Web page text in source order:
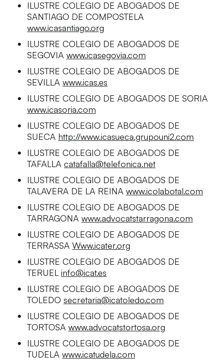
ILUSTRE COLEGIO DE ABOGADOS DE
SANTIAGO DE COMPOSTELA
www.icasantiago.org
ILUSTRE COLEGIO DE ABOGADOS DE
SEGOVIA www.icasegovia.com
ILUSTRE COLEGIO DE ABOGADOS DE
SEVILLA www.icas.es
ILUSTRE COLEGIO DE ABOGADOS DE SORIA
www.icasoria.com
ILUSTRE COLEGIO DE ABOGADOS DE
SUECA http://www.icasueca.grupouni2.com
ILUSTRE COLEGIO DE ABOGADOS DE
TAFALLA catafalla@telefonica.net
ILUSTRE COLEGIO DE ABOGADOS DE
TALAVERA DE LA REINA www.icolabotal.com
ILUSTRE COLEGIO DE ABOGADOS DE
TARRAGONA www.advocatstarragona.com
ILUSTRE COLEGIO DE ABOGADOS DE
TERRASSA Www.icater.org
ILUSTRE COLEGIO DE ABOGADOS DE
TERUEL info@icat.es
ILUSTRE COLEGIO DE ABOGADOS DE
TOLEDO secretaria@icatoledo.com
ILUSTRE COLEGIO DE ABOGADOS DE
TORTOSA www.advocatstortosa.org
ILUSTRE COLEGIO DE ABOGADOS DE
TUDELA www.icatudela.com